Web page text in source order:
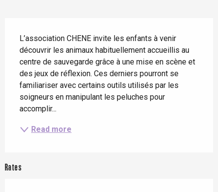
L’association CHENE invite les enfants à venir
découvrir les animaux habituellement accueillis au
centre de sauvegarde grâce à une mise en scène et
des jeux de réflexion. Ces derniers pourront se
familiariser avec certains outils utilisés par les
soigneurs en manipulant les peluches pour
accomplir...
Read more
Rates